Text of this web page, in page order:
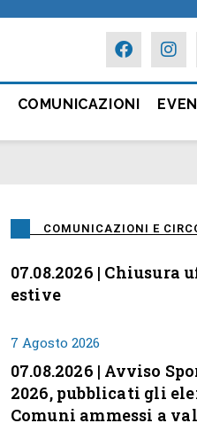
COMUNICAZIONI
COMUNICAZIONI E
07.08.2026 | Chiusura
estive
7 Agosto 2026
07.08.2026 | Avviso
2026, pubblicati gli
Comuni ammessi a